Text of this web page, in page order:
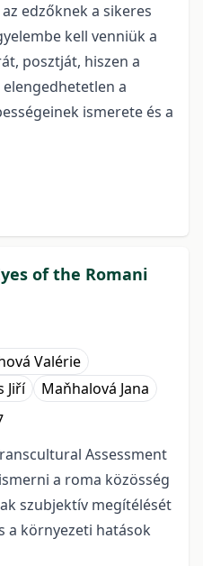
edzőknek a sikeres
kell venniük a
posztját, hiszen a
a
ismerete és a
of the Romani
Valérie
Jiří Maňhalová Jana
Assessment
a roma közösség
szubjektív megítélését
a környezeti hatások